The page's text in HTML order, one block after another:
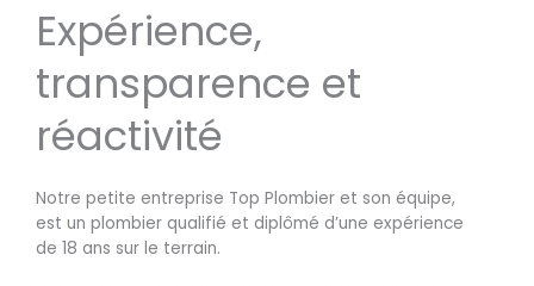
Expérience,
transparence et
réactivité
Notre petite entreprise Top Plombier et son équipe,
est un plombier qualifié et diplômé d’une expérience
de 18 ans sur le terrain.